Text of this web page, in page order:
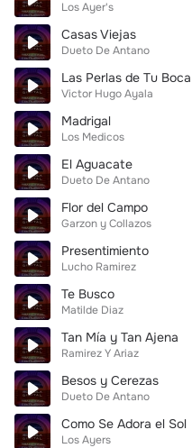
Los Ayer's
Casas Viejas
Dueto De Antano
Las Perlas de Tu Boca
Victor Hugo Ayala
Madrigal
Los Medicos
El Aguacate
Dueto De Antano
Flor del Campo
Garzon y Collazos
Presentimiento
Lucho Ramirez
Te Busco
Matilde Diaz
Tan Mía y Tan Ajena
Ramirez Y Ariaz
Besos y Cerezas
Dueto De Antano
Como Se Adora el Sol
Los Ayers